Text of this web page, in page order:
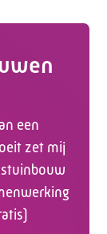
een
zet mij